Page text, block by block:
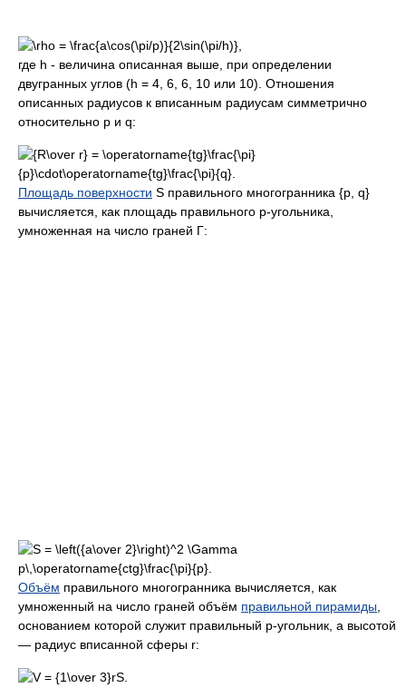
где h - величина описанная выше, при определении
двугранных углов (h = 4, 6, 6, 10 или 10). Отношения
описанных радиусов к вписанным радиусам симметрично
относительно p и q:
Площадь поверхности S правильного многогранника {p, q}
вычисляется, как площадь правильного p-угольника,
умноженная на число граней Г:
Объём правильного многогранника вычисляется, как
умноженный на число граней объём правильной пирамиды
основанием которой служит правильный p-угольник, а высотой
— радиус вписанной сферы r: